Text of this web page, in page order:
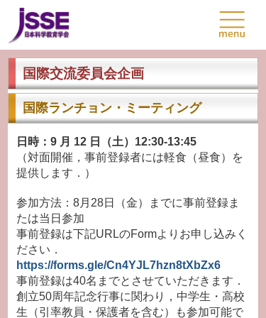
国際交流委員会企画
国際ランチョン・ミーティング
日時：9 月 12 日（土）12:30-13:45
（対面開催，事前登録者には軽食（昼食）を
提供します．）
参加方法：8月28日（金）までに事前登録ま
たは当日参加
事前登録は下記URLのFormよりお申し込みく
ださい．
https://forms.gle/Cn4YJL7hzn8tXbZx6
事前登録は40名までとさせていただきます．
創立50周年記念行事に関わり，中学生・高校
生（引率教員・保護者を含む）も参加可能で